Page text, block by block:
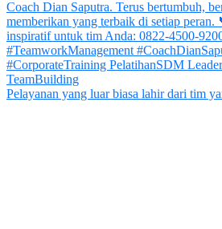
Pelayanan yang luar biasa lahir dari tim